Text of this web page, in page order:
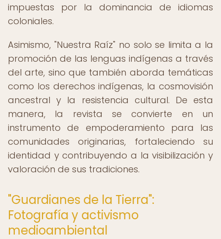
impuestas por la dominancia de idiomas
coloniales.
Asimismo, "Nuestra Raíz" no solo se limita a la
promoción de las lenguas indígenas a través
del arte, sino que también aborda temáticas
como los derechos indígenas, la cosmovisión
ancestral y la resistencia cultural. De esta
manera, la revista se convierte en un
instrumento de empoderamiento para las
comunidades originarias, fortaleciendo su
identidad y contribuyendo a la visibilización y
valoración de sus tradiciones.
"Guardianes de la Tierra":
Fotografía y activismo
medioambiental